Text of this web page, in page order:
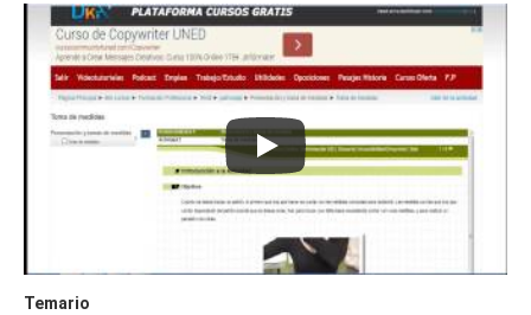
Temario